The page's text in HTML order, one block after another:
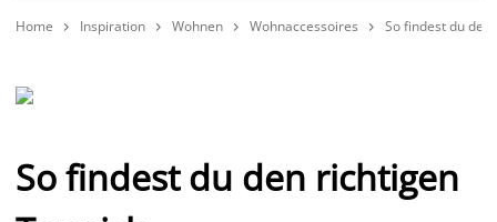
Home  Inspiration  Wohnen  Wohnaccessoires  So findest du
So findest du den richtigen